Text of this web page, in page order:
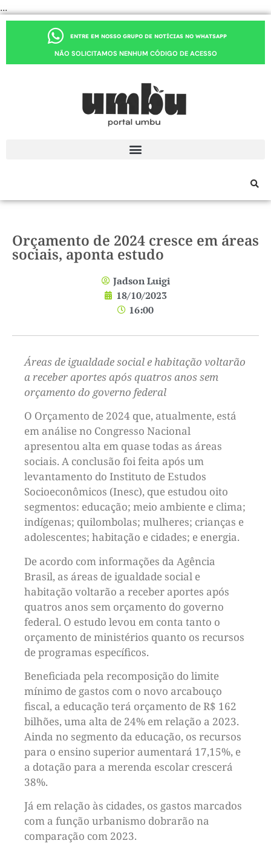
...
ENTRE EM NOSSO GRUPO DE NOTÍCIAS NO WHATSAPP
NÃO SOLICITAMOS NENHUM CÓDIGO DE ACESSO
Orçamento de 2024 cresce em áreas
sociais, aponta estudo
Jadson Luigi
18/10/2023
16:00
Áreas de igualdade social e habitação voltarão
a receber aportes após quatros anos sem
orçamento do governo federal
O Orçamento de 2024 que, atualmente, está
em análise no Congresso Nacional
apresentou alta em quase todas as áreas
sociais. A conclusão foi feita após um
levantamento do Instituto de Estudos
Socioeconômicos (Inesc), que estudou oito
segmentos: educação; meio ambiente e clima;
indígenas; quilombolas; mulheres; crianças e
adolescentes; habitação e cidades; e energia.
De acordo com informações da Agência
Brasil, as áreas de igualdade social e
habitação voltarão a receber aportes após
quatros anos sem orçamento do governo
federal. O estudo levou em conta tanto o
orçamento de ministérios quanto os recursos
de programas específicos.
Beneficiada pela recomposição do limite
mínimo de gastos com o novo arcabouço
fiscal, a educação terá orçamento de R$ 162
bilhões, uma alta de 24% em relação a 2023.
Ainda no segmento da educação, os recursos
para o ensino superior aumentará 17,15%, e
a dotação para a merenda escolar crescerá
38%.
Já em relação às cidades, os gastos marcados
com a função urbanismo dobrarão na
comparação com 2023.